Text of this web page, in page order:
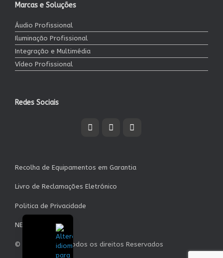
Marcas e Soluções
Áudio Profissional
Iluminação Profissional
Integração e Multimédia
Vídeo Profissional
Redes Sociais
Recolha de Equipamentos em Garantia
Livro de Reclamações Eletrónico
Politica de Privacidade
NEWSLETTER
© Garrett S.A. - Todos os direitos Reservados